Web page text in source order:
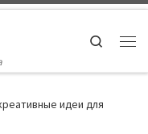
Search
идеи для